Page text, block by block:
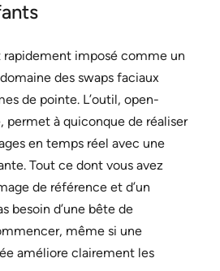
rapidement imposé comme un
des swaps faciaux
de pointe. L’outil, open-
permet à quiconque de réaliser
en temps réel avec une
Tout ce dont vous avez
de référence et d’un
besoin d’une bête de
même si une
améliore clairement les